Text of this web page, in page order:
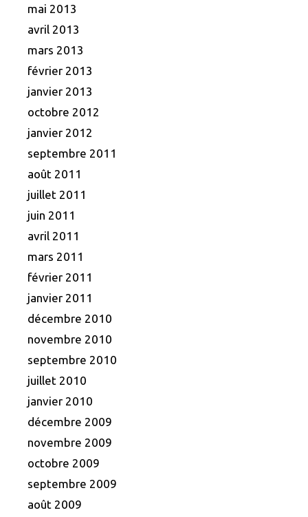
mai 2013
avril 2013
mars 2013
février 2013
janvier 2013
octobre 2012
janvier 2012
septembre 2011
août 2011
juillet 2011
juin 2011
avril 2011
mars 2011
février 2011
janvier 2011
décembre 2010
novembre 2010
septembre 2010
juillet 2010
janvier 2010
décembre 2009
novembre 2009
octobre 2009
septembre 2009
août 2009